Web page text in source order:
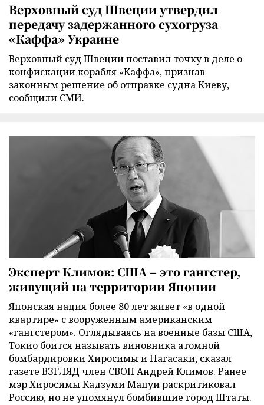
Верховный суд Швеции утвердил
передачу задержанного сухогруза
«Каффа» Украине
Верховный суд Швеции поставил точку в деле о
конфискации корабля «Каффа», признав
законным решение об отправке судна Киеву,
сообщили СМИ.
Эксперт Климов: США – это гангстер,
живущий на территории Японии
Японская нация более 80 лет живет «в одной
квартире» с вооруженным американским
«гангстером». Оглядываясь на военные базы США,
Токио боится называть виновника атомной
бомбардировки Хиросимы и Нагасаки, сказал
газете ВЗГЛЯД член СВОП Андрей Климов. Ранее
мэр Хиросимы Кадзуми Мацуи раскритиковал
Россию, но не упомянул бомбившие город Штаты.